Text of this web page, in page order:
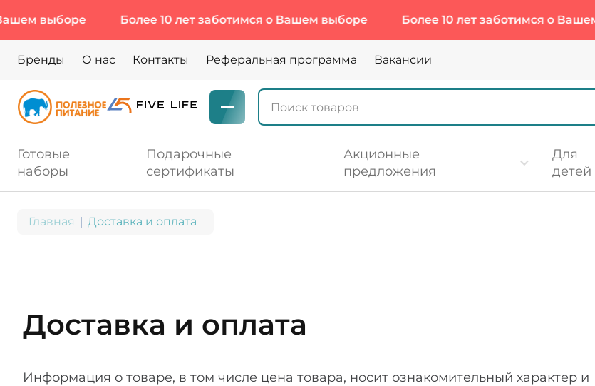
Более 10 лет заботимся о Вашем выборе Более 10 лет заботимся о Вашем выборе
Бренды О нас Контакты Реферальная программа Вакансии
Готовые
наборы
Подарочные
сертификаты
Акционные
предложения
Для
детей
Главная Доставка и оплата
Доставка и оплата
Информация о товаре, в том числе цена товара, носит ознакомительный характер и